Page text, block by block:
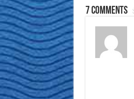
7 comments